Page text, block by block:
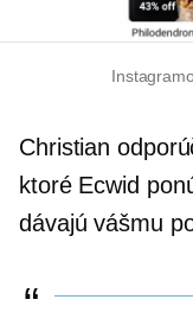
Christian
ktoré Ecwid
dávajú vášmu